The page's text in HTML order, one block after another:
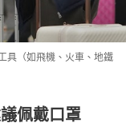
具（如飛機、火車、地鐵
佩戴口罩